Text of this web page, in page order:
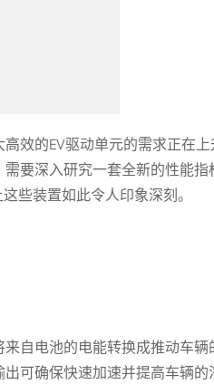
高效的EV驱动单元的需求正在
要深入研究一套全新的性能
些装置如此令人印象深刻。
自电池的电能转换成推动车
可确保快速加速并提高车辆的